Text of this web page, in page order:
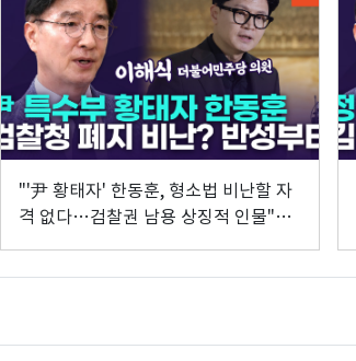
"'尹 황태자' 한동훈, 형소법 비난할 자
격 없다…검찰권 남용 상징적 인물"